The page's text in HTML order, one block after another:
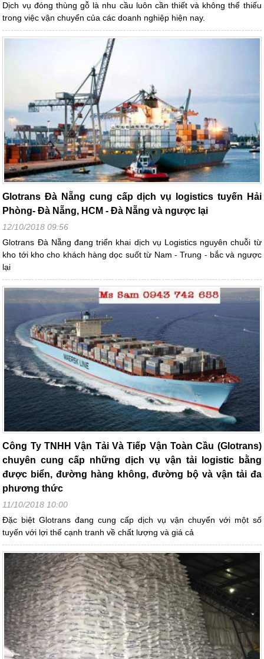
Dịch vụ đóng thùng gỗ là nhu cầu luôn cần thiết và không thể thiếu
trong việc vận chuyển của các doanh nghiệp hiện nay.
Glotrans Đà Nẵng cung cấp dịch vụ logistics tuyến Hải
Phòng- Đà Nẵng, HCM - Đà Nẵng và ngược lại
12/10/2018 09:56
Glotrans Đà Nẵng đang triển khai dịch vụ Logistics nguyên chuỗi từ
kho tới kho cho khách hàng dọc suốt từ Nam - Trung - bắc và ngược
lại
Công Ty TNHH Vận Tải Và Tiếp Vận Toàn Cầu (Glotrans)
chuyên cung cấp những dịch vụ vận tải logistic bằng
được biển, đường hàng không, đường bộ và vận tải đa
phương thức
11/10/2018 10:00
Đặc biệt Glotrans đang cung cấp dịch vụ vận chuyển với một số
tuyến với lợi thế cạnh tranh về chất lượng và giá cả